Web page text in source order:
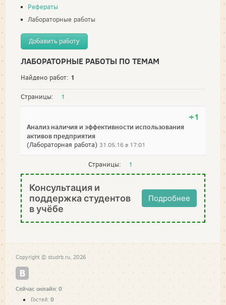
Рефераты
Лабораторные работы
Добавить работу
ЛАБОРАТОРНЫЕ РАБОТЫ ПО ТЕМАМ
Найдено работ: 1
Страницы: 1
+1
Анализ наличия и эффективности использования
активов предприятия
(Лабораторная работа) 31.05.16 в 17:01
Страницы: 1
Консультация и
поддержка студентов
в учёбе
Подробнее
Copyright © studrb.ru, 2026
Сейчас онлайн: 0
Гостей: 0